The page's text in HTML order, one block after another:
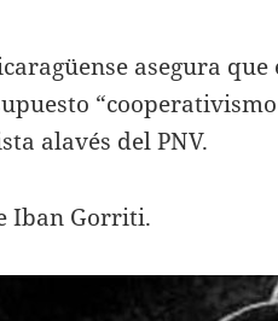
asegura
alavés del PNV.
Iban Gorriti.